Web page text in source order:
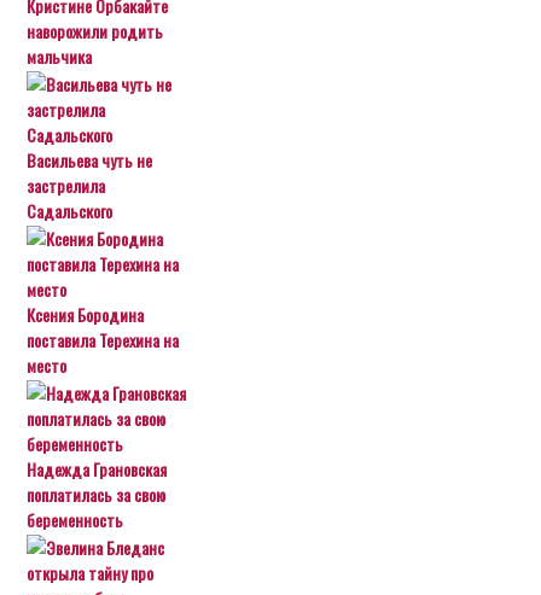
Кристине Орбакайте
наворожили родить
мальчика
Васильева чуть не
застрелила
Садальского
Ксения Бородина
поставила Терехина на
место
Надежда Грановская
поплатилась за свою
беременность